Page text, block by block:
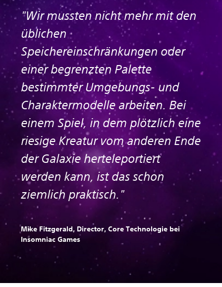
"Wir mussten nicht mehr mit den
üblichen
Speichereinschränkungen oder
einer begrenzten Palette
bestimmter Umgebungs- und
Charaktermodelle arbeiten. Bei
einem Spiel, in dem plötzlich eine
riesige Kreatur vom anderen Ende
der Galaxie herteleportiert
werden kann, ist das schon
ziemlich praktisch."
Mike Fitzgerald, Director, Core Technologie bei
Insomniac Games